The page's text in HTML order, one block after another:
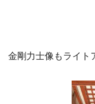
金剛力士像もライト